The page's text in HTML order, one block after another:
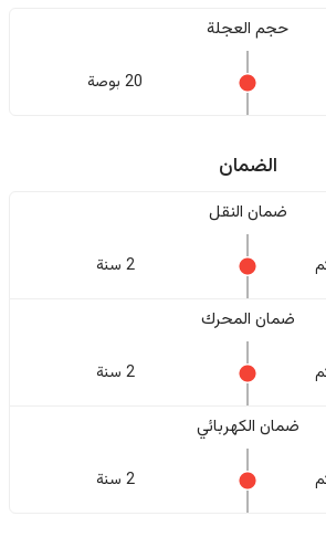
حجم العجلة
20 بوصة
الضمان
ضمان النقل
2 سنة
ضمان المحرك
2 سنة
ضمان الكهربائي
2 سنة